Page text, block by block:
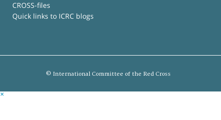
CROSS-files
Quick links to ICRC blogs
© International Committee of the Red Cross
×